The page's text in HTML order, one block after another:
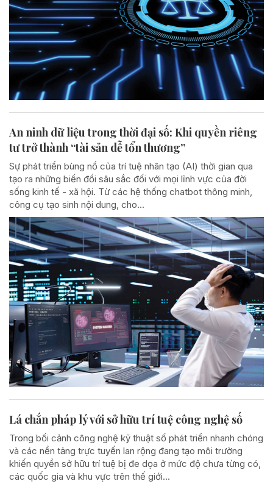
An ninh dữ liệu trong thời đại số: Khi quyền riêng
tư trở thành “tài sản dễ tổn thương”
Sự phát triển bùng nổ của trí tuệ nhân tạo (AI) thời gian qua
tạo ra những biến đổi sâu sắc đối với mọi lĩnh vực của đời
sống kinh tế - xã hội. Từ các hệ thống chatbot thông minh,
công cụ tạo sinh nội dung, cho...
Lá chắn pháp lý với sở hữu trí tuệ công nghệ số
Trong bối cảnh công nghệ kỹ thuật số phát triển nhanh chóng
và các nền tảng trực tuyến lan rộng đang tạo môi trường
khiến quyền sở hữu trí tuệ bị đe dọa ở mức độ chưa từng có,
các quốc gia và khu vực trên thế giới...